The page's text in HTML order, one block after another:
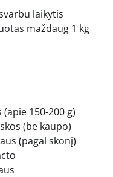
laikytis
maždaug 1 kg
150-200 g)
(be kaupo)
(pagal skonį)